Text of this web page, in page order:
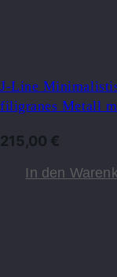
J-Line
filigranes Metall
215,00 €
In den